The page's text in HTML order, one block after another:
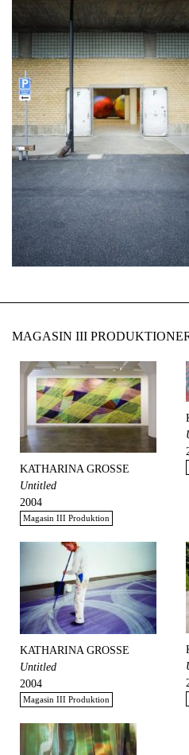
MAGASIN III
KATHARINA GROSSE
Untitled
2004
Magasin III Produktion
KATHARINA GROSSE
Untitled
2004
Magasin III Produktion